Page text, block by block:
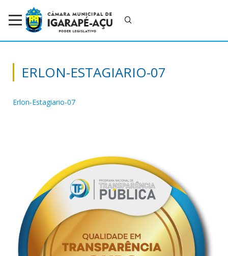
ERLON-ESTAGIARIO-07
Erlon-Estagiario-07